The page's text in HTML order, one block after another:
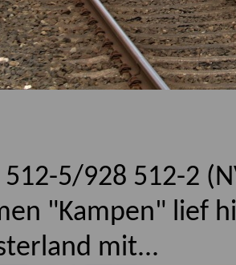
512-5/928 512-2
"Kampen" lief
mit...